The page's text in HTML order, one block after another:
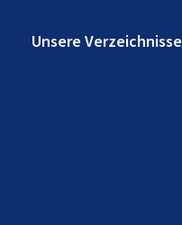
Unsere Verzeichnisse